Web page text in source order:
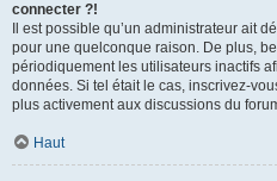
connecter ?!
Il est possible qu’un administrateur ait
pour une quelconque raison. De plus,
périodiquement les utilisateurs inactifs
données. Si tel était le cas, inscrivez-
plus activement aux discussions du
Haut